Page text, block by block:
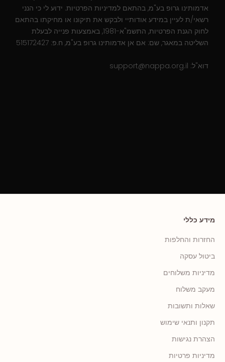
אדמותינו גרופ בע"מ, בהתאם למדיניות הפרטיות. ידוע לי כי הנני
רשאי/ת לעיין במידע אודותיי ולבקש את תיקונו או מחיקתו בהתאם
לחוק הגנת הפרטיות, התשמ"א-1981, באמצעות פנייה לבעלת
השליטה במאגר, שם: אם אן אדמותינו גרופ בע"מ, ח.פ: 515172427
דוא"ל: support@nappa.org.il
מידע כללי
החזרות והחלפות
ביטול עסקה
מדיניות משלוחים
מעקב משלוח
שאלות ותשובות
תקנון ותנאי שימוש
הצהרת נגישות
מדיניות פרטיות